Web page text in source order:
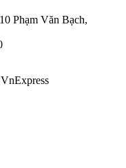
Phạm Văn Bạch,